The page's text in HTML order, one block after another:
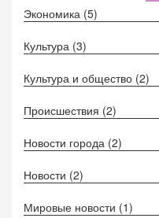
Экономика (5)
Культура (3)
Культура и общество (2)
Происшествия (2)
Новости города (2)
Новости (2)
Мировые новости (1)